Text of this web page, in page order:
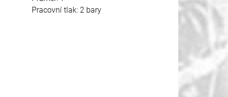
Pracovní tlak: 2 bary